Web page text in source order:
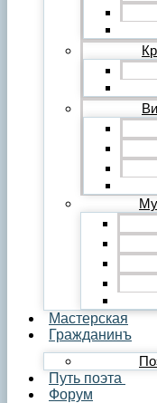
Мастерская
Гражданинъ
Путь поэта
Форум
Авторский
Редакция
Инструкции
Публикации
Лента
Альманах
Поэзия
Лирика
Проза
Повесть